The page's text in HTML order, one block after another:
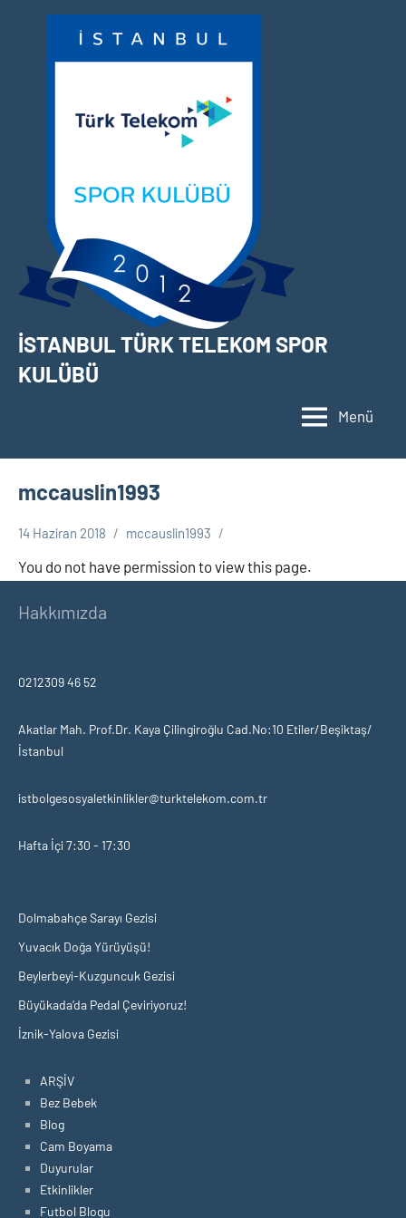
İSTANBUL TÜRK TELEKOM SPOR
KULÜBÜ
Menü
mccauslin1993
14 Haziran 2018 mccauslin1993
You do not have permission to view this page.
Hakkımızda
0212309 46 52
Akatlar Mah. Prof.Dr. Kaya Çilingiroğlu Cad.No:10 Etiler/Beşiktaş/
İstanbul
istbolgesosyaletkinlikler@turktelekom.com.tr
Hafta İçi 7:30 - 17:30
Dolmabahçe Sarayı Gezisi
Yuvacık Doğa Yürüyüşü!
Beylerbeyi-Kuzguncuk Gezisi
Büyükada’da Pedal Çeviriyoruz!
İznik-Yalova Gezisi
ARŞİV
Bez Bebek
Blog
Cam Boyama
Duyurular
Etkinlikler
Futbol Blogu